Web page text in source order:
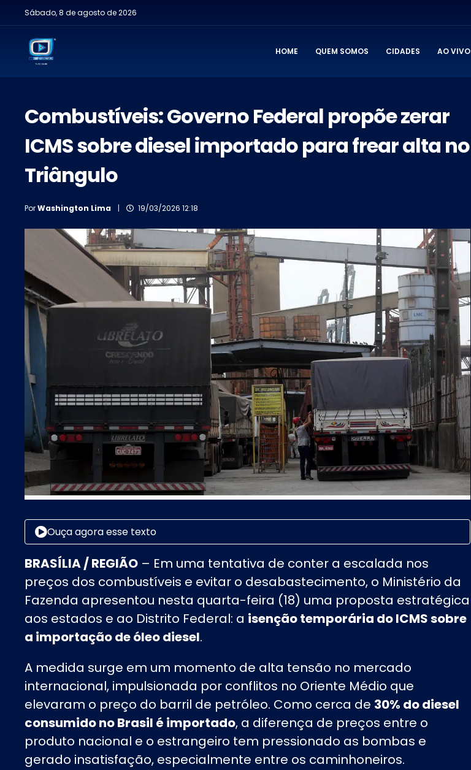
Sábado, 8 de agosto de 2026
HOME QUEM SOMOS CIDADES AO VIVO
Combustíveis: Governo Federal propõe zerar
ICMS sobre diesel importado para frear alta no
Triângulo
PorWashington Lima | 19/03/2026 12:18
Ouça agora esse texto
BRASÍLIA / REGIÃO – Em uma tentativa de conter a escalada nos
preços dos combustíveis e evitar o desabastecimento, o Ministério da
Fazenda apresentou nesta quarta-feira (18) uma proposta estratégica
aos estados e ao Distrito Federal: a isenção temporária do ICMS sobre
a importação de óleo diesel.
A medida surge em um momento de alta tensão no mercado
internacional, impulsionada por conflitos no Oriente Médio que
elevaram o preço do barril de petróleo. Como cerca de 30% do diesel
consumido no Brasil é importado, a diferença de preços entre o
produto nacional e o estrangeiro tem pressionado as bombas e
gerado insatisfação, especialmente entre os caminhoneiros.